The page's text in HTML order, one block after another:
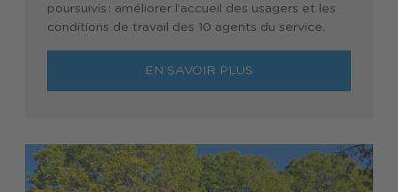
poursuivis : améliorer l’accueil des usagers et les
conditions de travail des 10 agents du service.
EN SAVOIR PLUS